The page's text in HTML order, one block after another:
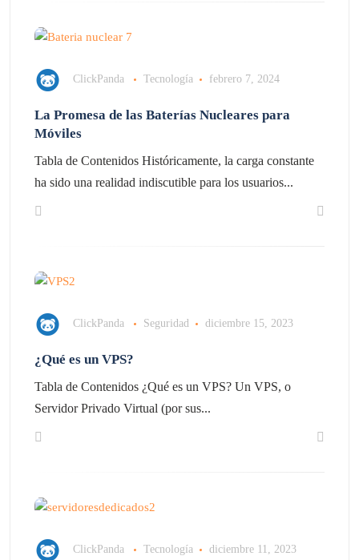
ClickPanda Tecnología febrero 7, 2024
La Promesa de las Baterías Nucleares para
Móviles
Tabla de Contenidos Históricamente, la carga constante
ha sido una realidad indiscutible para los usuarios...
ClickPanda Seguridad diciembre 15, 2023
¿Qué es un VPS?
Tabla de Contenidos ¿Qué es un VPS? Un VPS, o
Servidor Privado Virtual (por sus...
ClickPanda Tecnología diciembre 11, 2023